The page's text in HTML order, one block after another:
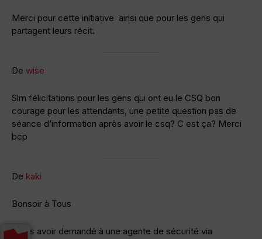
Merci pour cette initiative ainsi que pour les gens qui
partagent leurs récit.
De wise
Slm félicitations pour les gens qui ont eu le CSQ bon
courage pour les attendants, une petite question pas de
séance d’information après avoir le csq? C est ça? Merci
bcp
De kaki
Bonsoir à Tous
après avoir demandé à une agente de sécurité via